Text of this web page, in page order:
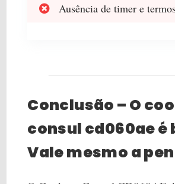
Ausência de timer e
Conclusão – O
consul cd060ae é
Vale mesmo a